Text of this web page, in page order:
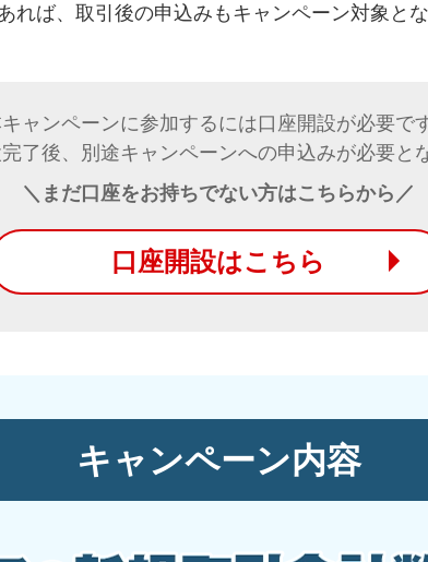
れば、取引後の申込みもキャンペーン対象とな
ャンペーンに参加するには口座開設が必要です
了後、別途キャンペーンへの申込みが必要と
＼まだ口座をお持ちでない方はこちらから／
口座開設はこちら
キャンペーン内容